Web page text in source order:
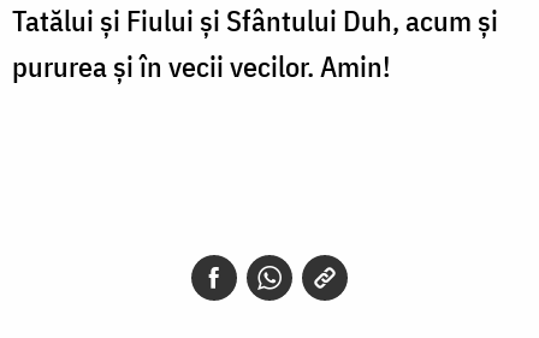
Tatălui și Fiului și Sfântului Duh, acum şi
pururea şi în vecii vecilor. Amin!